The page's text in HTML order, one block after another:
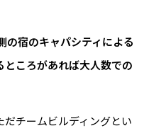
の宿のキャパシティによる
ころがあれば大人数での
だチームビルディングとい